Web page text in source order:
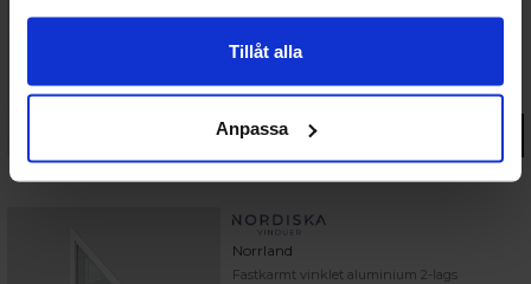
Tillåt alla
Anpassa
Norrland Passiv
Fastkarm skråvindu aluminium 3-lags
fr.kr 8 444
Norrland
Fastkarmt vinklet aluminium 2-lags